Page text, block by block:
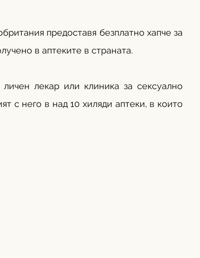
предоставя безплатно хапче за
в аптеките в страната.
лекар или клиника за сексуално
с него в над 10 хиляди аптеки, в които